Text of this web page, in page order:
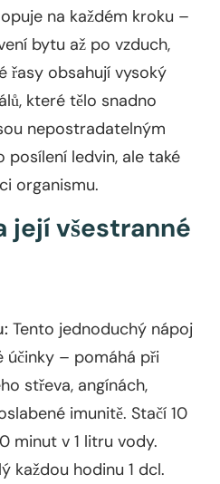
na každém kroku –
bytu až po vzduch,
řasy obsahují vysoký
které tělo snadno
nepostradatelným
ledvin, ale také
organismu.
její všestranné
Tento jednoduchý nápoj
účinky – pomáhá při
střeva, angínách,
imunitě. Stačí 10
minut v 1 litru vody.
každou hodinu 1 dcl.